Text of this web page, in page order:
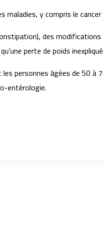
maladies, y compris le
des
perte de poids
personnes âgées de 50 à
entérologie.